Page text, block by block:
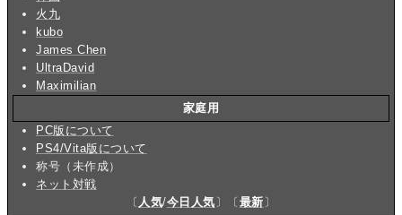
火九
kubo
James Chen
UltraDavid
Maximilian
家庭用
PC版について
PS4/Vita版について
称号（未作成）
ネット対戦
〔 人気/今日人気 〕〔 最新 〕